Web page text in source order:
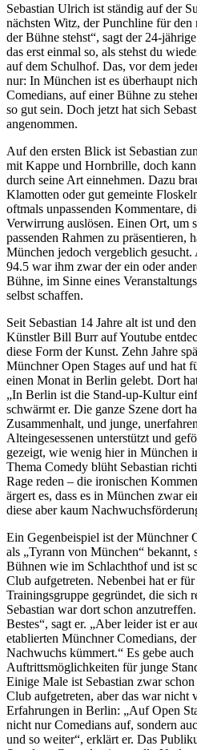
Sebastian Ulrich ist ständig auf der
nächsten Witz, der Punchline für den
der Bühne stehst“, sagt der 24-
das erst einmal so, als stehst du
auf dem Schulhof. Das, vor dem
nur: In München ist es überhaupt
Comedians, auf einer Bühne zu
so gut sein. Doch jetzt hat sich
angenommen.
Auf den ersten Blick ist Sebastian
mit Kappe und Hornbrille, doch
durch seine Art einnehmen. Dazu
Klamotten oder gut gemeinte
oftmals unpassenden Kommentare,
Verwirrung auslösen. Einen Ort, um
passenden Rahmen zu präsentieren,
München jedoch vergeblich
94.5 war ihm zwar der ein oder
Bühne, im Sinne eines
selbst schaffen.
Seit Sebastian 14 Jahre alt ist und
Künstler Bill Burr auf Youtube
diese Form der Kunst. Zehn Jahre
Münchner Open Stages auf und hat
einen Monat in Berlin gelebt. Dort
„In Berlin ist die Stand-up-Kultur
schwärmt er. Die ganze Szene dort
Zusammenhalt, und junge,
Alteingesessenen unterstützt und
gezeigt, wie wenig hier in München
Thema Comedy blüht Sebastian
Rage reden – die ironischen
ärgert es, dass es in München zwar
diese aber kaum
Ein Gegenbeispiel ist der Münchner
als „Tyrann von München“ bekannt,
Bühnen wie im Schlachthof und ist
Club aufgetreten. Nebenbei hat er
Trainingsgruppe gegründet, die sich
Sebastian war dort schon
Bestes“, sagt er. „Aber leider ist er
etablierten Münchner Comedians,
Nachwuchs kümmert.“ Es gebe
Auftrittsmöglichkeiten für junge
Einige Male ist Sebastian zwar
Club aufgetreten, aber das war nicht
Erfahrungen in Berlin: „Auf Open
nicht nur Comedians auf, sondern
und so weiter“, erklärt er. Das